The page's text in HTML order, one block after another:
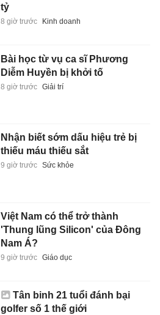
tỷ
8 giờ trước Kinh doanh
Bài học từ vụ ca sĩ Phương
Diễm Huyền bị khởi tố
8 giờ trước Giải trí
Nhận biết sớm dấu hiệu trẻ bị
thiếu máu thiếu sắt
9 giờ trước Sức khỏe
Việt Nam có thể trở thành
'Thung lũng Silicon' của Đông
Nam Á?
9 giờ trước Giáo dục
Tân binh 21 tuổi đánh bại
golfer số 1 thế giới